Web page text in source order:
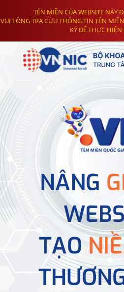
TÊN MIỀN CỦA WEBSITE NÀY
VUI LÒNG TRA CỨU THÔNG TIN TÊN MIỀN
KÝ ĐỂ THỰC
NÂNG
TẠO